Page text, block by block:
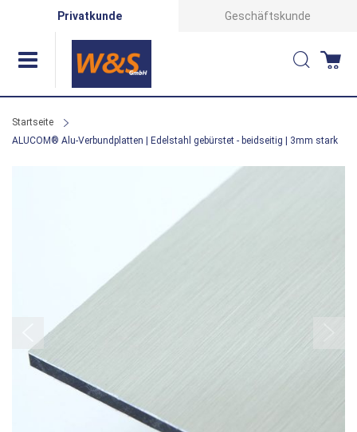
Privatkunde Geschäftskunde
Suche
Startseite
ALUCOM® Alu-Verbundplatten | Edelstahl gebürstet - beidseitig | 3mm stark